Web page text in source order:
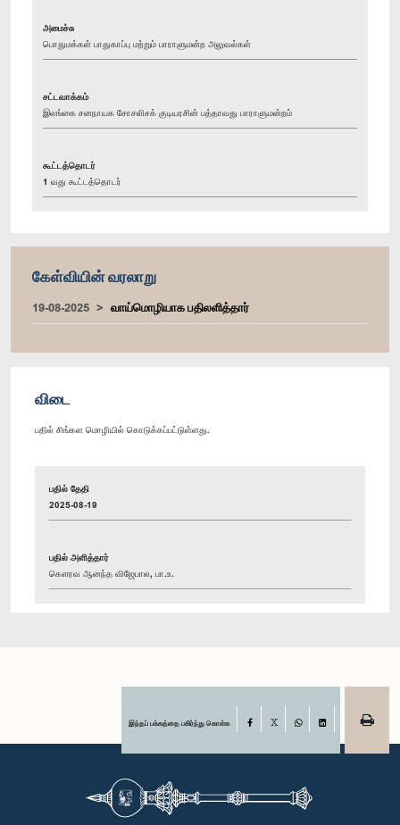
அமைச்சு
பொதுமக்கள் பாதுகாப்பு மற்றும் பாராளுமன்ற அலுவல்கள்
சட்டவாக்கம்
இலங்கை சனநாயக சோசலிசக் குடியரசின் பத்தாவது பாராளுமன்றம்
கூட்டத்தொடர்
1 வது கூட்டத்தொடர்
கேள்வியின் வரலாறு
19-08-2025 வாய்மொழியாக பதிலளித்தார்
விடை
பதில் சிங்கள மொழியில் கொடுக்கப்பட்டுள்ளது.
பதில் தேதி
2025-08-19
பதில் அளித்தார்
கௌரவ ஆனந்த விஜேபால, பா.உ.
இந்தப் பக்கத்தை பகிர்ந்து கொள்க Facebook